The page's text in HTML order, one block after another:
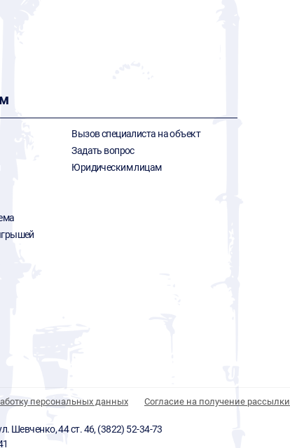
Вызов специалиста на объект
Задать вопрос
Юридическим лицам
персональных данных Согласие на получение рассылки
Шевченко, 44 ст. 46, (3822) 52-34-73